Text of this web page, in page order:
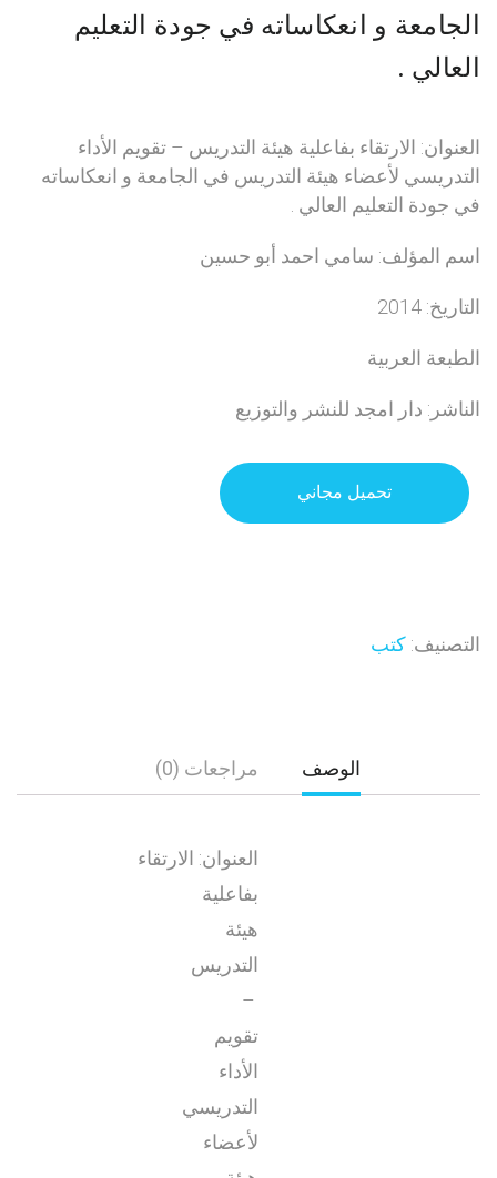
الجامعة و انعكاساته في جودة التعليم
العالي .
العنوان: الارتقاء بفاعلية هيئة التدريس – تقويم الأداء
التدريسي لأعضاء هيئة التدريس في الجامعة و انعكاساته
في جودة التعليم العالي .
اسم المؤلف: سامي احمد أبو حسين
التاريخ: 2014
الطبعة العربية
الناشر: دار امجد للنشر والتوزيع
تحميل مجاني
التصنيف: كتب
الوصف مراجعات (0)
العنوان: الارتقاء
بفاعلية
هيئة
التدريس
–
تقويم
الأداء
التدريسي
لأعضاء